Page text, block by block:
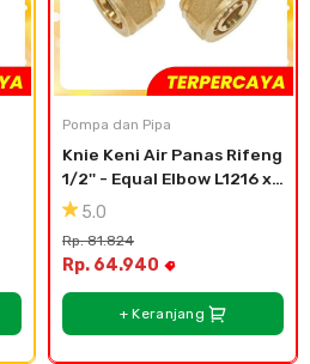
Pompa dan Pipa
Knie Keni Air Panas Rifeng
1/2'' - Equal Elbow L1216 x
1216
5.0
Rp. 81.824
Rp. 64.940
+ Keranjang